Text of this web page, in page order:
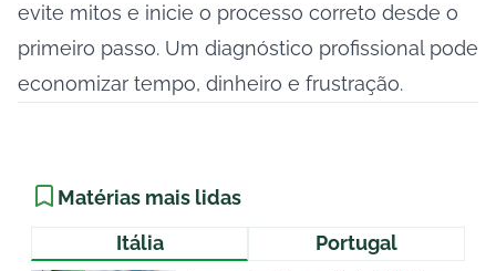
evite mitos e inicie o processo correto desde o
primeiro passo. Um diagnóstico profissional pode
economizar tempo, dinheiro e frustração.
Matérias mais lidas
Itália
Portugal